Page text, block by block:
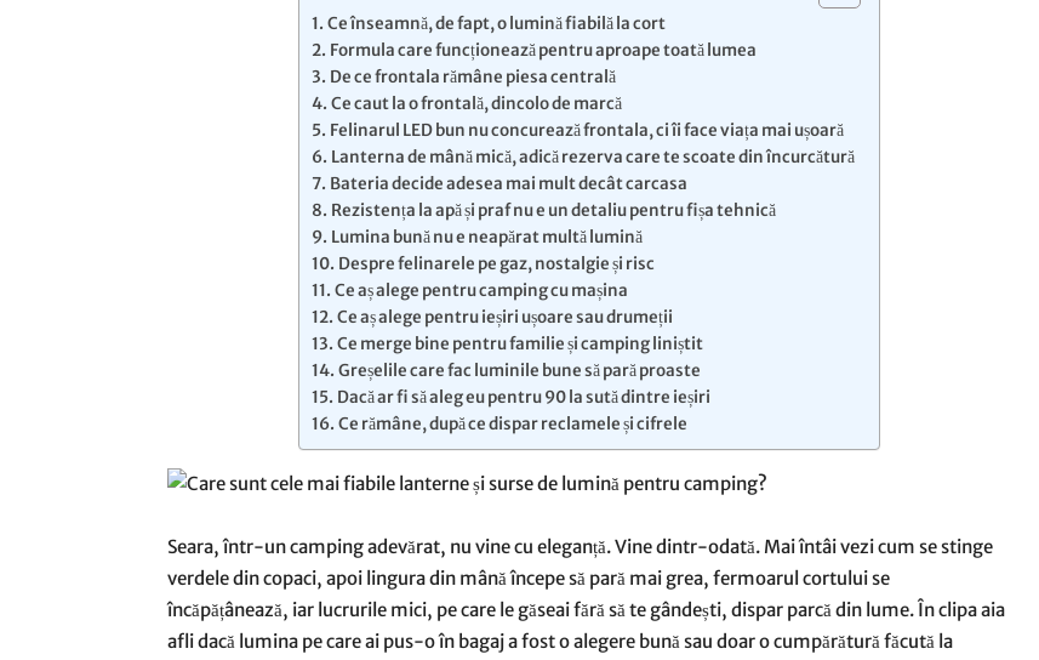
Ce înseamnă, de fapt, o lumină fiabilă la cort
Formula care funcționează pentru aproape toată lumea
De ce frontala rămâne piesa centrală
Ce caut la o frontală, dincolo de marcă
Felinarul LED bun nu concurează frontala, ci îi face viața mai ușoară
Lanterna de mână mică, adică rezerva care te scoate din încurcătură
Bateria decide adesea mai mult decât carcasa
Rezistența la apă și praf nu e un detaliu pentru fișa tehnică
Lumina bună nu e neapărat multă lumină
Despre felinarele pe gaz, nostalgie și risc
Ce aș alege pentru camping cu mașina
Ce aș alege pentru ieșiri ușoare sau drumeții
Ce merge bine pentru familie și camping liniștit
Greșelile care fac luminile bune să pară proaste
Dacă ar fi să aleg eu pentru 90 la sută dintre ieșiri
Ce rămâne, după ce dispar reclamele și cifrele
Seara, într-un camping adevărat, nu vine cu eleganță. Vine dintr-odată. Mai întâi vezi cum se stinge
verdele din copaci, apoi lingura din mână începe să pară mai grea, fermoarul cortului se
încăpățânează, iar lucrurile mici, pe care le găseai fără să te gândești, dispar parcă din lume. În clipa aia
afli dacă lumina pe care ai pus-o în bagaj a fost o alegere bună sau doar o cumpărătură făcută la